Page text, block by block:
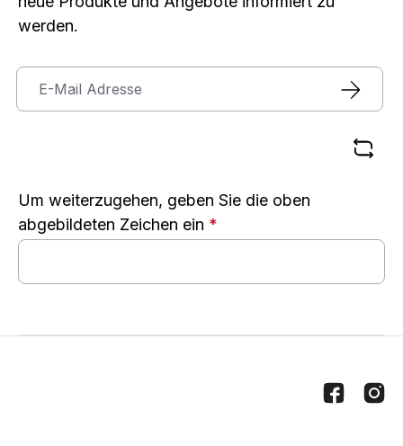
werden.
Um weiterzugehen, geben Sie die oben
abgebildeten Zeichen ein *